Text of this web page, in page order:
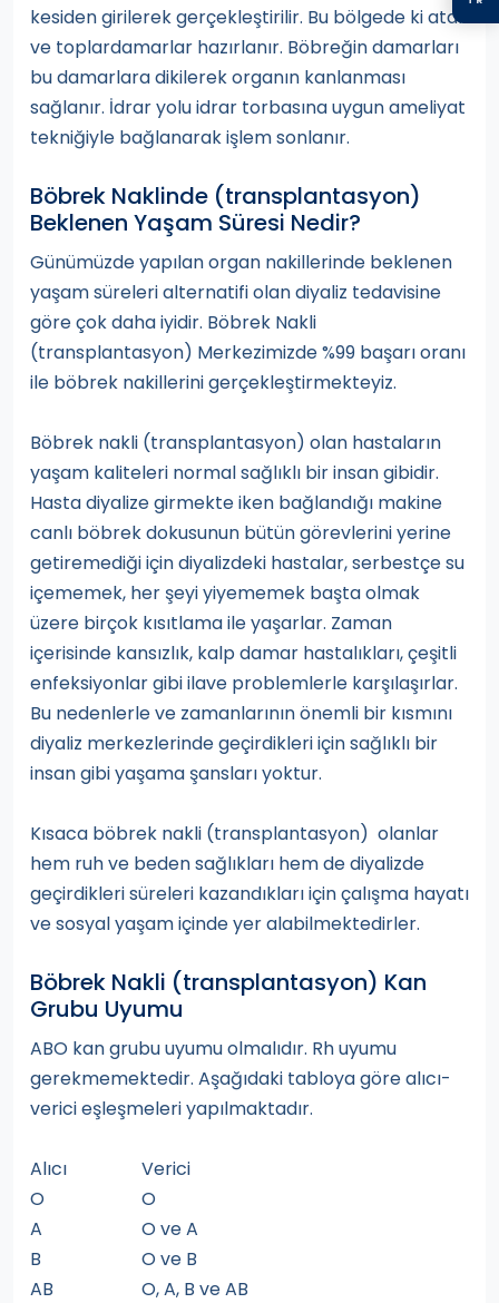
kesiden girilerek gerçekleştirilir. Bu bölgede ki atar
ve toplardamarlar hazırlanır. Böbreğin damarları
bu damarlara dikilerek organın kanlanması
sağlanır. İdrar yolu idrar torbasına uygun ameliyat
tekniğiyle bağlanarak işlem sonlanır.
Böbrek Naklinde (transplantasyon)
Beklenen Yaşam Süresi Nedir?
Günümüzde yapılan organ nakillerinde beklenen
yaşam süreleri alternatifi olan diyaliz tedavisine
göre çok daha iyidir. Böbrek Nakli
(transplantasyon) Merkezimizde %99 başarı oranı
ile böbrek nakillerini gerçekleştirmekteyiz.
Böbrek nakli (transplantasyon) olan hastaların
yaşam kaliteleri normal sağlıklı bir insan gibidir.
Hasta diyalize girmekte iken bağlandığı makine
canlı böbrek dokusunun bütün görevlerini yerine
getiremediği için diyalizdeki hastalar, serbestçe su
içememek, her şeyi yiyememek başta olmak
üzere birçok kısıtlama ile yaşarlar. Zaman
içerisinde kansızlık, kalp damar hastalıkları, çeşitli
enfeksiyonlar gibi ilave problemlerle karşılaşırlar.
Bu nedenlerle ve zamanlarının önemli bir kısmını
diyaliz merkezlerinde geçirdikleri için sağlıklı bir
insan gibi yaşama şansları yoktur.
Kısaca böbrek nakli (transplantasyon) olanlar
hem ruh ve beden sağlıkları hem de diyalizde
geçirdikleri süreleri kazandıkları için çalışma hayatı
ve sosyal yaşam içinde yer alabilmektedirler.
Böbrek Nakli (transplantasyon) Kan
Grubu Uyumu
ABO kan grubu uyumu olmalıdır. Rh uyumu
gerekmemektedir. Aşağıdaki tabloya göre alıcı-
verici eşleşmeleri yapılmaktadır.
Alıcı
Verici
O
O
A
O ve A
B
O ve B
AB
O, A, B ve AB